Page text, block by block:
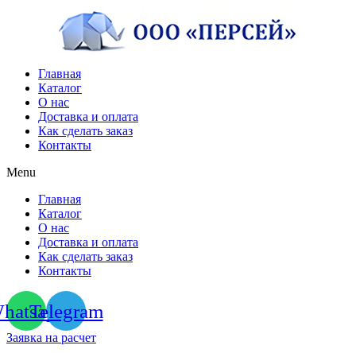
содержимому
Главная
Каталог
О нас
Доставка и оплата
Как сделать заказ
Контакты
Menu
Главная
Каталог
О нас
Доставка и оплата
Как сделать заказ
Контакты
Telegram
Заявка на расчет